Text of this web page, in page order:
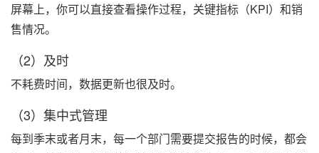
屏幕上，你可以直接查看操作过程，关键指标（KPI）和销
售情况。
（2）及时
不耗费时间，数据更新也很及时。
（3）集中式管理
每到季末或者月末，每一个部门需要提交报告的时候，都会